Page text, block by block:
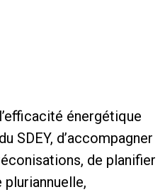
énergétique
SDEY, d’accompagner
de planifier